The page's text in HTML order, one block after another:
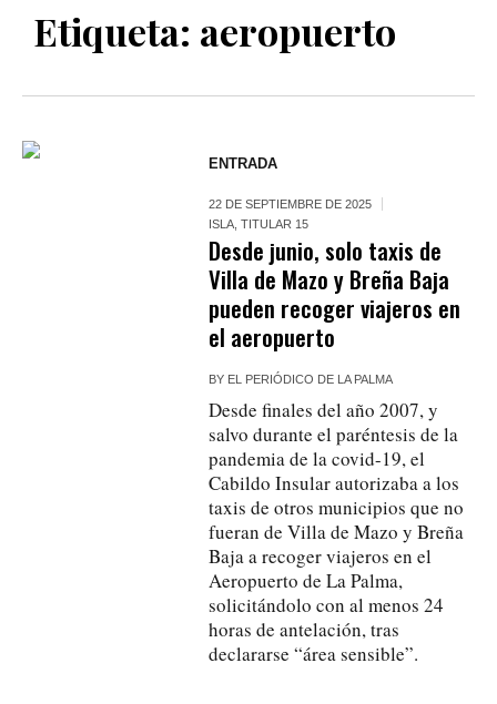
Etiqueta: aeropuerto
ENTRADA
22 DE SEPTIEMBRE DE 2025
ISLA ,TITULAR 15
Desde junio, solo taxis de
Villa de Mazo y Breña Baja
pueden recoger viajeros en
el aeropuerto
BY EL PERIÓDICO DE LA PALMA
Desde finales del año 2007, y
salvo durante el paréntesis de la
pandemia de la covid-19, el
Cabildo Insular autorizaba a los
taxis de otros municipios que no
fueran de Villa de Mazo y Breña
Baja a recoger viajeros en el
Aeropuerto de La Palma,
solicitándolo con al menos 24
horas de antelación, tras
declararse “área sensible”.